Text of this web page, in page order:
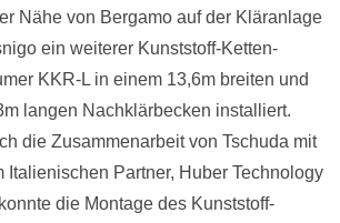
Nähe von Bergamo auf der Kläranlage
ein weiterer Kunststoff-Ketten-
KKR-L in einem 13,6m breiten und
langen Nachklärbecken installiert.
die Zusammenarbeit von Tschuda mit
Italienischen Partner, Huber Technology
die Montage des Kunststoff-